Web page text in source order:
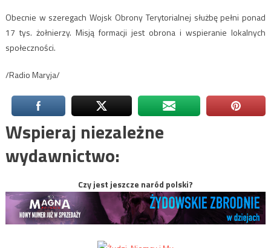
Obecnie w szeregach Wojsk Obrony Terytorialnej służbę pełni ponad
17 tys. żołnierzy. Misją formacji jest obrona i wspieranie lokalnych
społeczności.
/Radio Maryja/
Wspieraj niezależne
wydawnictwo:
Czy jest jeszcze naród polski?